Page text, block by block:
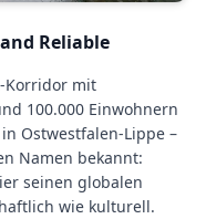
Reliable
Korridor mit
100.000 Einwohnern
Ostwestfalen-Lippe –
Namen bekannt:
seinen globalen
wie kulturell.